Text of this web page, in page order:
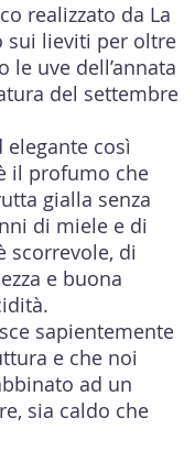
realizzato da La
sui lieviti per oltre
le uve dell’annata
del settembre
così
il profumo che
gialla senza
di miele e di
scorrevole, di
e buona
sapientemente
e che noi
ad un
sia caldo che